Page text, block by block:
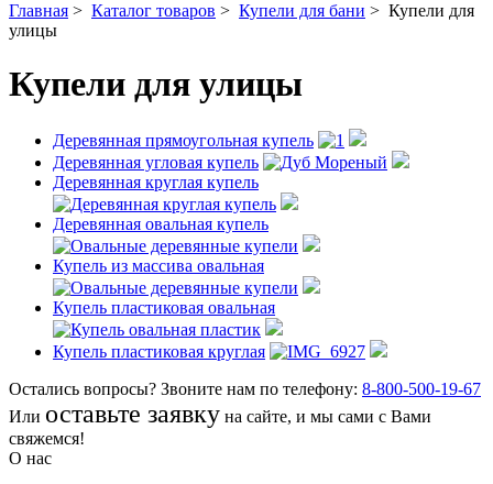
Главная > Каталог товаров > Купели для бани > Купели для
улицы
Купели для улицы
Деревянная прямоугольная купель
Деревянная угловая купель
Деревянная круглая купель
Деревянная овальная купель
Купель из массива овальная
Купель пластиковая овальная
Купель пластиковая круглая
Остались вопросы? Звоните нам по телефону: 8-800-500-19-67
Или оставьте заявку на сайте, и мы сами с Вами
свяжемся!
О нас